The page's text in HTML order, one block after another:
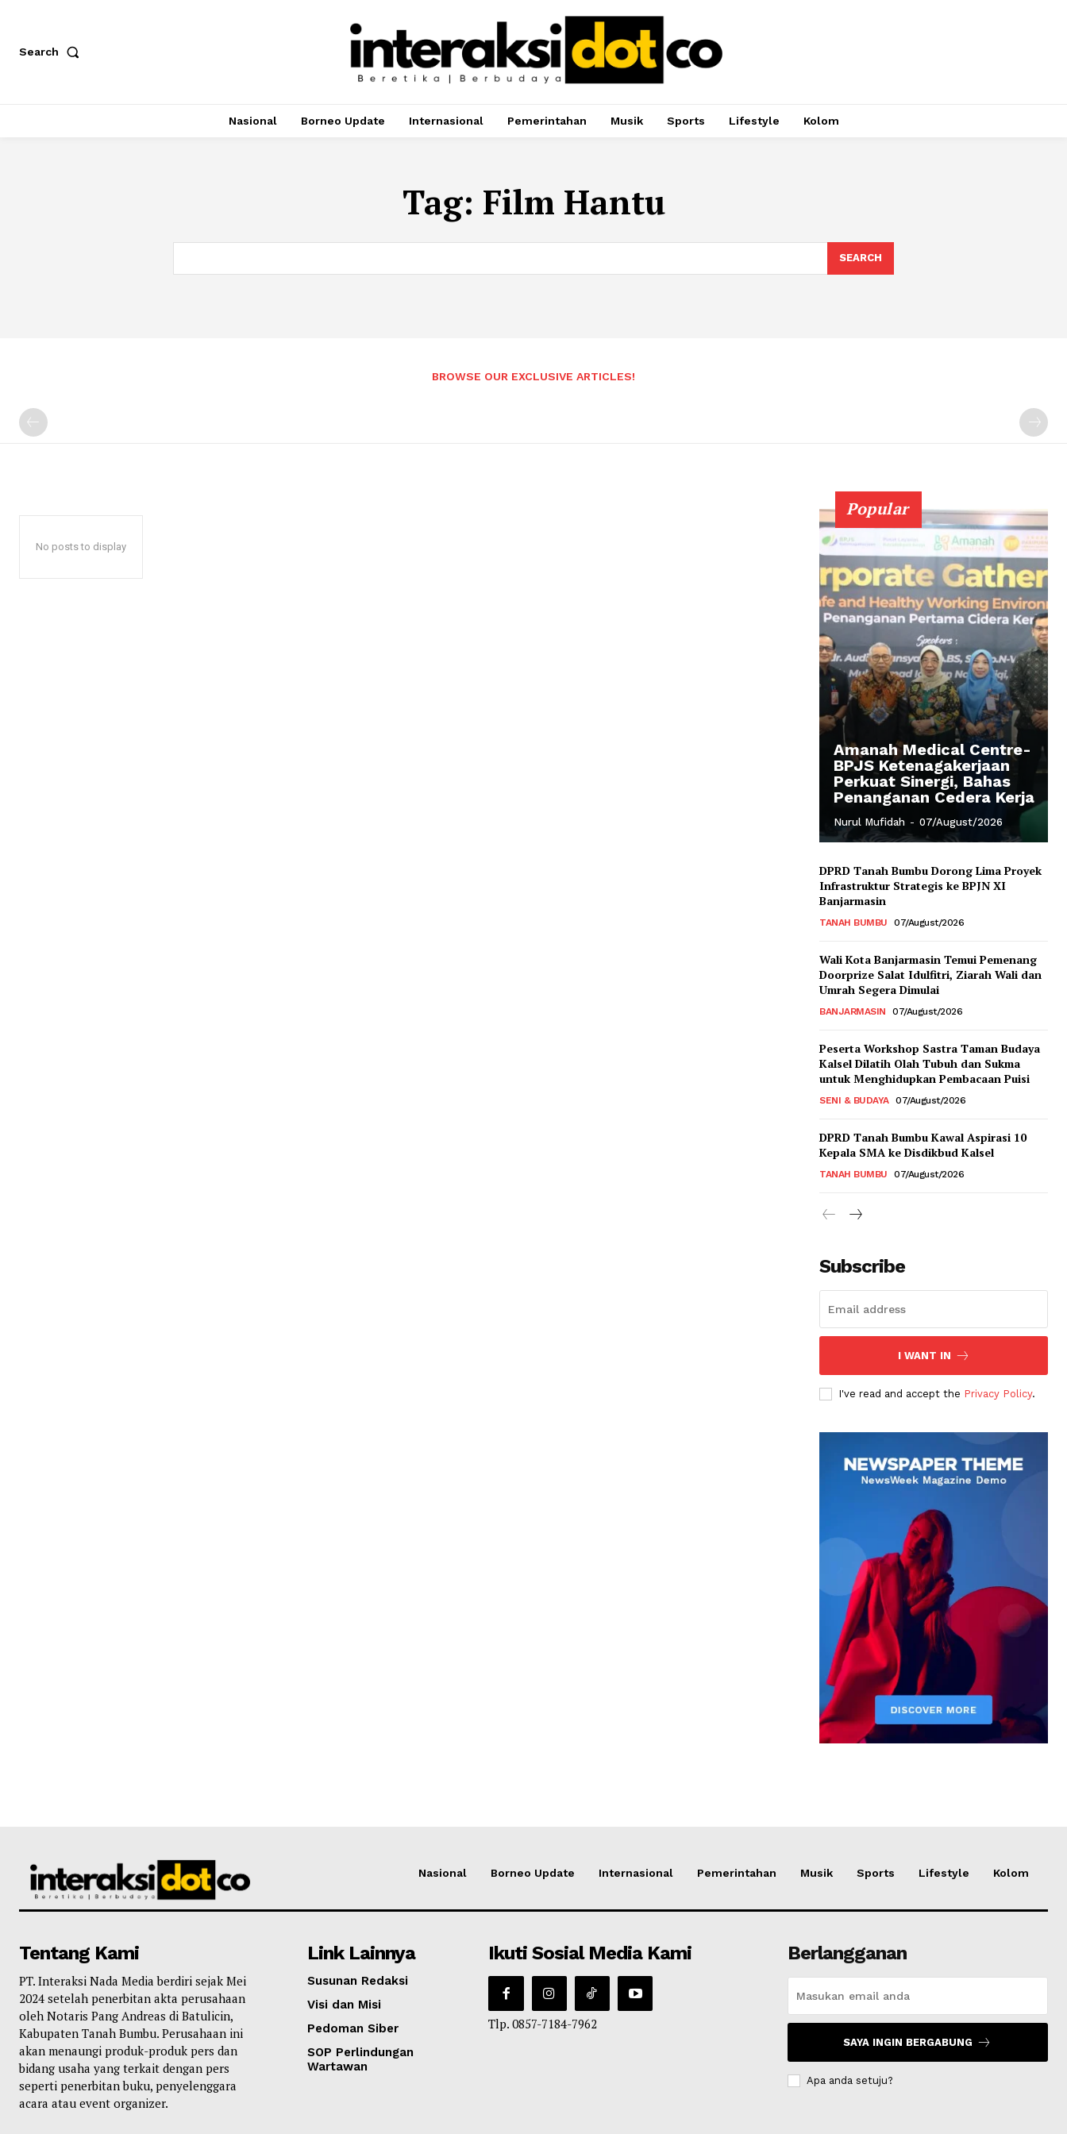
Search
Nasional Borneo Update Internasional Pemerintahan Musik Sports Lifestyle Kolom
Tag: Film Hantu
SEARCH
BROWSE OUR EXCLUSIVE ARTICLES!
No posts to display
Popular
Amanah Medical Centre-
BPJS Ketenagakerjaan
Perkuat Sinergi, Bahas
Penanganan Cedera Kerja
Nurul Mufidah - 07/August/2026
DPRD Tanah Bumbu Dorong Lima Proyek
Infrastruktur Strategis ke BPJN XI
Banjarmasin
TANAH BUMBU 07/August/2026
Wali Kota Banjarmasin Temui Pemenang
Doorprize Salat Idulfitri, Ziarah Wali dan
Umrah Segera Dimulai
BANJARMASIN 07/August/2026
Peserta Workshop Sastra Taman Budaya
Kalsel Dilatih Olah Tubuh dan Sukma
untuk Menghidupkan Pembacaan Puisi
SENI & BUDAYA 07/August/2026
DPRD Tanah Bumbu Kawal Aspirasi 10
Kepala SMA ke Disdikbud Kalsel
TANAH BUMBU 07/August/2026
Subscribe
I WANT IN
I've read and accept the Privacy Policy.
Nasional Borneo Update Internasional Pemerintahan Musik Sports Lifestyle Kolom
Tentang Kami
PT. Interaksi Nada Media berdiri sejak Mei
2024 setelah penerbitan akta perusahaan
oleh Notaris Pang Andreas di Batulicin,
Kabupaten Tanah Bumbu. Perusahaan ini
akan menaungi produk-produk pers dan
bidang usaha yang terkait dengan pers
seperti penerbitan buku, penyelenggara
acara atau event organizer.
Link Lainnya
Susunan Redaksi
Visi dan Misi
Pedoman Siber
SOP Perlindungan
Wartawan
Ikuti Sosial Media Kami
Tlp. 0857-7184-7962
Berlangganan
SAYA INGIN BERGABUNG
Apa anda setuju?